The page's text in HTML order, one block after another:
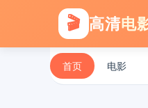
🎬 高清电
首页 电影